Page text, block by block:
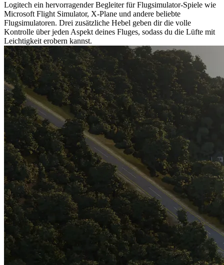
Logitech ein hervorragender Begleiter für Flugsimulator-Spiele wie
Microsoft Flight Simulator, X-Plane und andere beliebte
Flugsimulatoren. Drei zusätzliche Hebel geben dir die volle
Kontrolle über jeden Aspekt deines Fluges, sodass du die Lüfte mit
Leichtigkeit erobern kannst.